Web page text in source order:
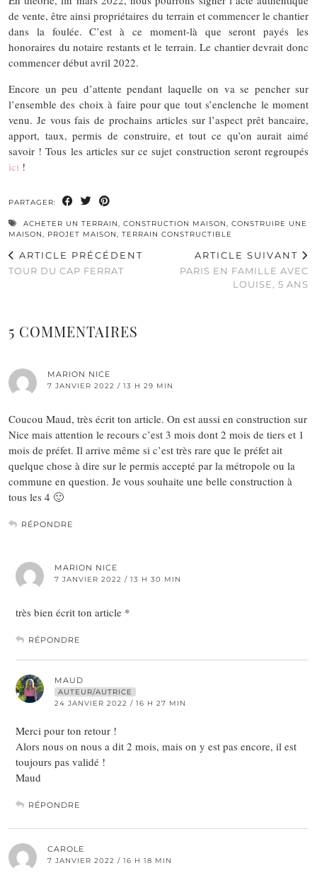
de vente, être ainsi propriétaires du terrain et commencer le chantier
dans la foulée. C’est à ce moment-là que seront payés les
honoraires du notaire restants et le terrain. Le chantier devrait donc
commencer début avril 2022.
Encore un peu d’attente pendant laquelle on va se pencher sur
l’ensemble des choix à faire pour que tout s’enclenche le moment
venu. Je vous fais de prochains articles sur l’aspect prêt bancaire,
apport, taux, permis de construire, et tout ce qu’on aurait aimé
savoir ! Tous les articles sur ce sujet construction seront regroupés
ici !
PARTAGER:
ACHETER UN TERRAIN, CONSTRUCTION MAISON, CONSTRUIRE UNE
MAISON, PROJET MAISON, TERRAIN CONSTRUCTIBLE
ARTICLE PRÉCÉDENT
TOUR DU CAP FERRAT
ARTICLE SUIVANT
PARIS EN FAMILLE AVEC
LOUISE, 5 ANS
5 COMMENTAIRES
MARION NICE
7 JANVIER 2022 / 13 H 29 MIN
Coucou Maud, très écrit ton article. On est aussi en construction sur
Nice mais attention le recours c’est 3 mois dont 2 mois de tiers et 1
mois de préfet. Il arrive même si c’est très rare que le préfet ait
quelque chose à dire sur le permis accepté par la métropole ou la
commune en question. Je vous souhaite une belle construction à
tous les 4 🙂
RÉPONDRE
MARION NICE
7 JANVIER 2022 / 13 H 30 MIN
très bien écrit ton article *
RÉPONDRE
MAUD
AUTEUR/AUTRICE
24 JANVIER 2022 / 16 H 27 MIN
Merci pour ton retour !
Alors nous on nous a dit 2 mois, mais on y est pas encore, il est
toujours pas validé !
Maud
RÉPONDRE
CAROLE
7 JANVIER 2022 / 16 H 18 MIN